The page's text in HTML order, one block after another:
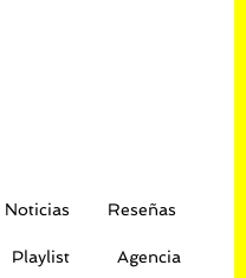
Noticias Reseñas
Playlist Agencia